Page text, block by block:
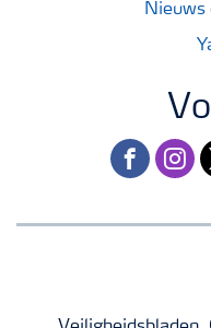
Nieuws
facebook